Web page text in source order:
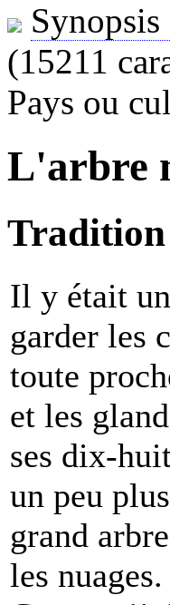
(15211
Pays ou
L'arbre
Tradition
Il y était
garder les
toute
et les
ses dix-
un peu
grand
les